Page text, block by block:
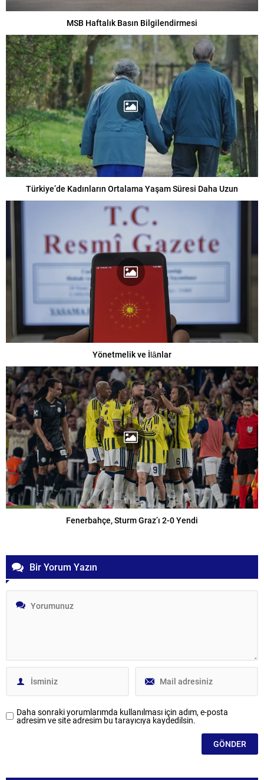
MSB Haftalık Basın Bilgilendirmesi
Türkiye’de Kadınların Ortalama Yaşam Süresi Daha Uzun
Yönetmelik ve İlânlar
Fenerbahçe, Sturm Graz’ı 2-0 Yendi
Bir Yorum Yazın
Daha sonraki yorumlarımda kullanılması için adım, e-posta
adresim ve site adresim bu tarayıcıya kaydedilsin.